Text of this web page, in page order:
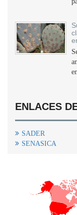
ENLACES
SADER
SENASICA